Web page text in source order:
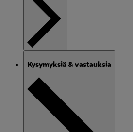
Kysymyksiä & vastauksia